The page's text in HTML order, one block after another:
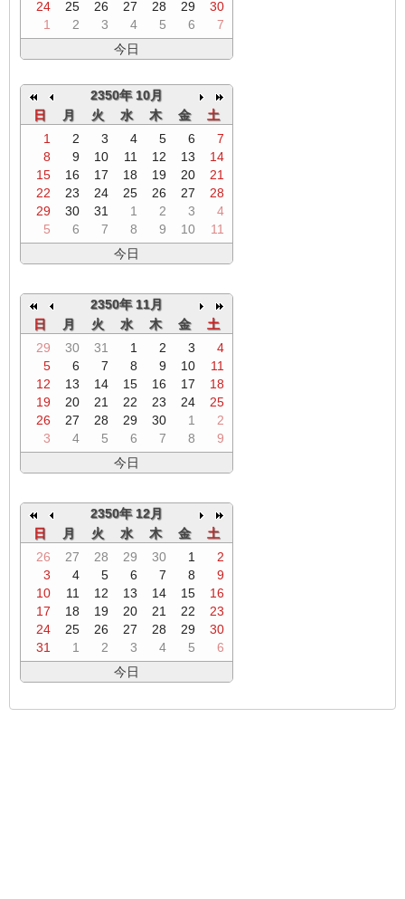
24 25 26 27 28 29
30
1
2 3 4 5 6
7
今日
2350年 10月
日
月 火 水 木 金
土
1
2 3 4 5 6
7
8
9 10 11 12 13
14
15
16 17 18 19 20
21
22
23 24 25 26 27
28
29
30 31 1 2 3
4
5
6 7 8 9 10
11
今日
2350年 11月
日
月 火 水 木 金
土
29
30 31 1 2 3
4
5
6 7 8 9 10
11
12
13 14 15 16 17
18
19
20 21 22 23 24
25
26
27 28 29 30 1
2
3
4 5 6 7 8
9
今日
2350年 12月
日
月 火 水 木 金
土
26
27 28 29 30 1
2
3
4 5 6 7 8
9
10
11 12 13 14 15
16
17
18 19 20 21 22
23
24
25 26 27 28 29
30
31
1 2 3 4 5
6
今日